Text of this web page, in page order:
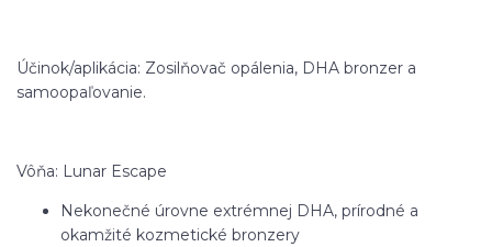
Účinok/aplikácia: Zosilňovač opálenia, DHA bronzer a
samoopaľovanie.
Vôňa: Lunar Escape
Nekonečné úrovne extrémnej DHA, prírodné a
okamžité kozmetické bronzery